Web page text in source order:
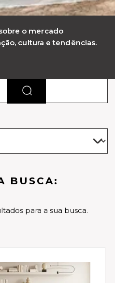
o mercado
cultura e tendências.
BUSCA:
para a sua busca.